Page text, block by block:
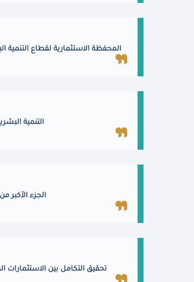
المحفظة الاستثمارية لقطاع التنمية البشرية والاجتماعية تضم 3252
التنمية البشرية
الجزء الأكبر
تحقيق التكامل بين الاستثمارات